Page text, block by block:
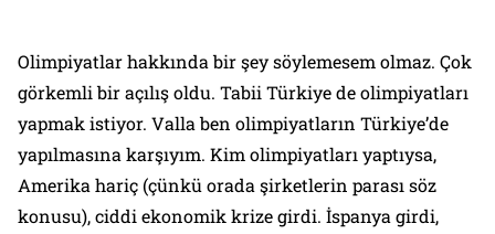
Olimpiyatlar hakkında bir şey söylemesem olmaz. Çok
görkemli bir açılış oldu. Tabii Türkiye de olimpiyatları
yapmak istiyor. Valla ben olimpiyatların Türkiye’de
yapılmasına karşıyım. Kim olimpiyatları yaptıysa,
Amerika hariç (çünkü orada şirketlerin parası söz
konusu), ciddi ekonomik krize girdi. İspanya girdi,